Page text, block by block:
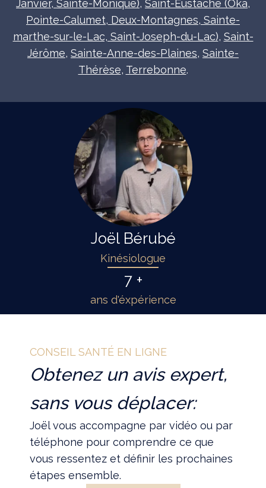
Janvier, Sainte-Monique), Saint-Eustache (Oka,
Pointe-Calumet, Deux-Montagnes, Sainte-
marthe-sur-le-Lac, Saint-Joseph-du-Lac), Saint-
Jérôme, Sainte-Anne-des-Plaines, Sainte-
Thérèse, Terrebonne.
Joël Bérubé
Kinésiologue
7 +
ans d'éxpérience
CONSEIL SANTÉ EN LIGNE
Obtenez un avis expert,
sans vous déplacer:
Joël vous accompagne par vidéo ou par
téléphone pour comprendre ce que
vous ressentez et définir les prochaines
étapes ensemble.